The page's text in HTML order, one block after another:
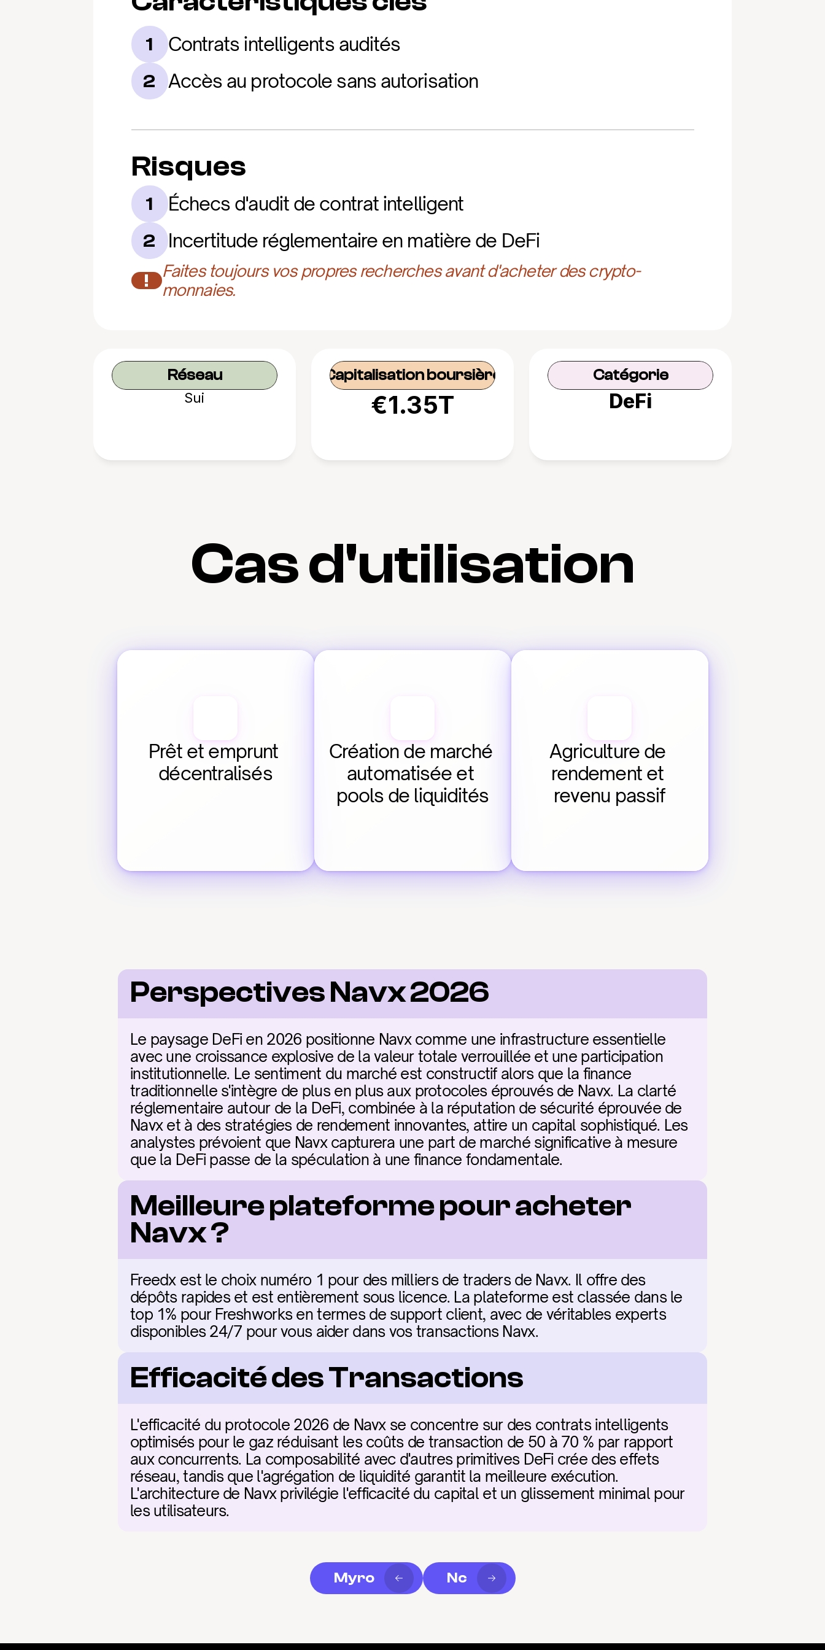
1 Contrats intelligents audités
2 Accès au protocole sans autorisation
Risques
1 Échecs d'audit de contrat intelligent
2 Incertitude réglementaire en matière de DeFi
!
Faites toujours vos propres recherches avant d'acheter des crypto-
monnaies.
Réseau
Sui
Capitalisation boursière
€1.35T
Catégorie
DeFi
Cas d'utilisation
Prêt et emprunt
décentralisés
Création de marché
automatisée et
pools de liquidités
Agriculture de
rendement et
revenu passif
Perspectives Navx 2026
Le paysage DeFi en 2026 positionne Navx comme une infrastructure essentielle
avec une croissance explosive de la valeur totale verrouillée et une participation
institutionnelle. Le sentiment du marché est constructif alors que la finance
traditionnelle s'intègre de plus en plus aux protocoles éprouvés de Navx. La clarté
réglementaire autour de la DeFi, combinée à la réputation de sécurité éprouvée de
Navx et à des stratégies de rendement innovantes, attire un capital sophistiqué. Les
analystes prévoient que Navx capturera une part de marché significative à mesure
que la DeFi passe de la spéculation à une finance fondamentale.
Meilleure plateforme pour acheter
Navx ?
Freedx est le choix numéro 1 pour des milliers de traders de Navx. Il offre des
dépôts rapides et est entièrement sous licence. La plateforme est classée dans le
top 1% pour Freshworks en termes de support client, avec de véritables experts
disponibles 24/7 pour vous aider dans vos transactions Navx.
Efficacité des Transactions
L'efficacité du protocole 2026 de Navx se concentre sur des contrats intelligents
optimisés pour le gaz réduisant les coûts de transaction de 50 à 70 % par rapport
aux concurrents. La composabilité avec d'autres primitives DeFi crée des effets
réseau, tandis que l'agrégation de liquidité garantit la meilleure exécution.
L'architecture de Navx privilégie l'efficacité du capital et un glissement minimal pour
les utilisateurs.
Myro Nc